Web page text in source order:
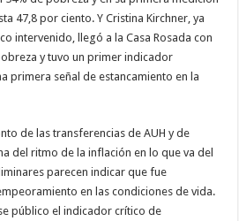
47,8 por ciento. Y Cristina Kirchner, ya
intervenido, llegó a la Casa Rosada con
y tuvo un primer indicador
primera señal de estancamiento en la
de las transferencias de AUH y de
del ritmo de la inflación en lo que va del
parecen indicar que fue
en las condiciones de vida.
público el indicador crítico de